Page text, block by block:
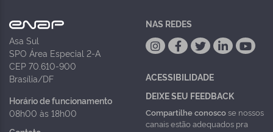
Asa Sul
SPO Área Especial 2-A
CEP 70.610-900
Brasília/DF
Horário de funcionamento
08h00 às 18h00
NAS REDES
ACESSIBILIDADE
DEIXE SEU FEEDBACK
Compartilhe conoscose nossos
canais estão adequados pra